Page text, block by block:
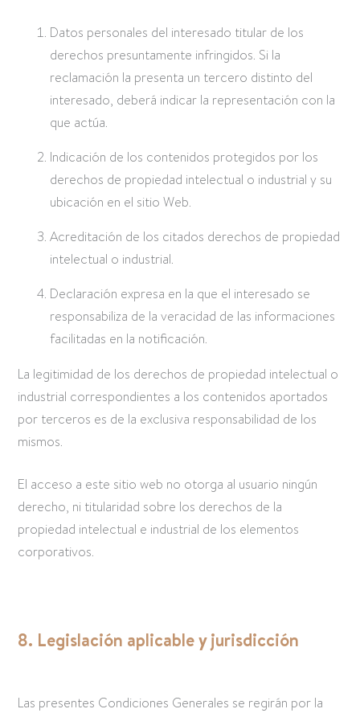
Datos personales del interesado titular de los
derechos presuntamente infringidos. Si la
reclamación la presenta un tercero distinto del
interesado, deberá indicar la representación con la
que actúa.
Indicación de los contenidos protegidos por los
derechos de propiedad intelectual o industrial y su
ubicación en el sitio Web.
Acreditación de los citados derechos de propiedad
intelectual o industrial.
Declaración expresa en la que el interesado se
responsabiliza de la veracidad de las informaciones
facilitadas en la notificación.
La legitimidad de los derechos de propiedad intelectual o
industrial correspondientes a los contenidos aportados
por terceros es de la exclusiva responsabilidad de los
mismos.
El acceso a este sitio web no otorga al usuario ningún
derecho, ni titularidad sobre los derechos de la
propiedad intelectual e industrial de los elementos
corporativos.
8. Legislación aplicable y jurisdicción
Las presentes Condiciones Generales se regirán por la